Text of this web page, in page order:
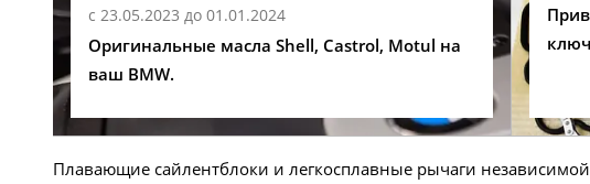
с 23.05.2023 до 01.01.2024
Оригинальные масла Shell, Castrol, Motul на
ваш BMW.
Плавающие сайлентблоки и легкосплавные рычаги